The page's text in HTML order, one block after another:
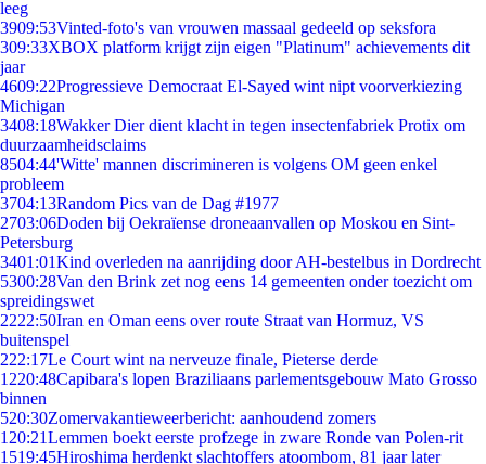
leeg
3909:53Vinted-foto's van vrouwen massaal gedeeld op seksfora
309:33XBOX platform krijgt zijn eigen "Platinum" achievements dit
jaar
4609:22Progressieve Democraat El-Sayed wint nipt voorverkiezing
Michigan
3408:18Wakker Dier dient klacht in tegen insectenfabriek Protix om
duurzaamheidsclaims
8504:44'Witte' mannen discrimineren is volgens OM geen enkel
probleem
3704:13Random Pics van de Dag #1977
2703:06Doden bij Oekraïense droneaanvallen op Moskou en Sint-
Petersburg
3401:01Kind overleden na aanrijding door AH-bestelbus in Dordrecht
5300:28Van den Brink zet nog eens 14 gemeenten onder toezicht om
spreidingswet
2222:50Iran en Oman eens over route Straat van Hormuz, VS
buitenspel
222:17Le Court wint na nerveuze finale, Pieterse derde
1220:48Capibara's lopen Braziliaans parlementsgebouw Mato Grosso
binnen
520:30Zomervakantieweerbericht: aanhoudend zomers
1 20:21Lemmen boekt eerste profzege in zware Ronde van Polen-rit
1519:45Hiroshima herdenkt slachtoffers atoombom, 81 jaar later